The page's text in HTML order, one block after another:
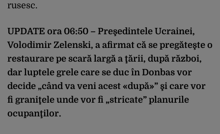
rusesc.
UPDATE ora 06:50 – Preşedintele Ucrainei,
Volodimir Zelenski, a afirmat că se pregăteşte o
restaurare pe scară largă a ţării, după război,
dar luptele grele care se duc în Donbas vor
decide „când va veni acest «după»” şi care vor
fi graniţele unde vor fi „stricate” planurile
ocupanţilor.